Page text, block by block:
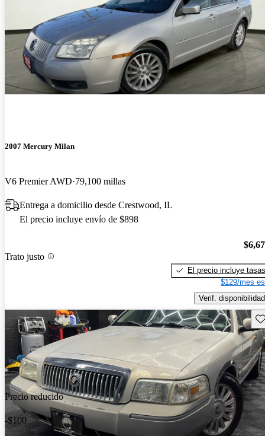
2007 Mercury Milan
V6 Premier AWD 79,100 millas
Entrega a domicilio desde Crestwood, IL
El precio incluye envío de $898
Trato justo
El precio incluye tasas
$129/mes
Verif. disponibilidad
Precio reducido
-$100